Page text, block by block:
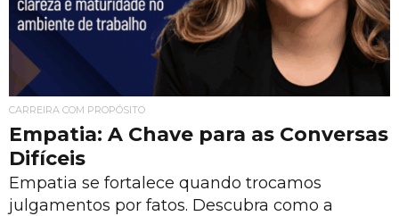
CARREIRA COM PROPÓSITO
Empatia: A Chave para as Conversas
Difíceis
Empatia se fortalece quando trocamos
julgamentos por fatos. Descubra como a